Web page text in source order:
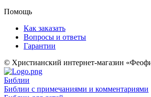
Помощь
Как заказать
Вопросы и ответы
Гарантии
© Христианский интернет-магазин
Библии
Библии с примечаниями и комментариями